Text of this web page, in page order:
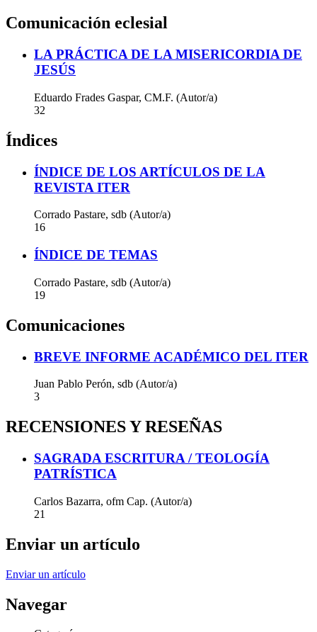
Comunicación eclesial
LA PRÁCTICA DE LA MISERICORDIA DE
JESÚS
Eduardo Frades Gaspar, CM.F. (Autor/a)
32
Índices
ÍNDICE DE LOS ARTÍCULOS DE LA
REVISTA ITER
Corrado Pastare, sdb (Autor/a)
16
ÍNDICE DE TEMAS
Corrado Pastare, sdb (Autor/a)
19
Comunicaciones
BREVE INFORME ACADÉMICO DEL ITER
Juan Pablo Perón, sdb (Autor/a)
3
RECENSIONES Y RESEÑAS
SAGRADA ESCRITURA / TEOLOGÍA
PATRÍSTICA
Carlos Bazarra, ofm Cap. (Autor/a)
21
Enviar un artículo
Enviar un artículo
Navegar